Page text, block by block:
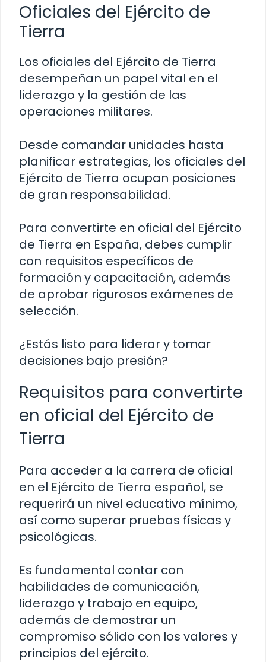
Oficiales del Ejército de
Tierra
Los oficiales del Ejército de Tierra
desempeñan un papel vital en el
liderazgo y la gestión de las
operaciones militares.
Desde comandar unidades hasta
planificar estrategias, los oficiales del
Ejército de Tierra ocupan posiciones
de gran responsabilidad.
Para convertirte en oficial del Ejército
de Tierra en España, debes cumplir
con requisitos específicos de
formación y capacitación, además
de aprobar rigurosos exámenes de
selección.
¿Estás listo para liderar y tomar
decisiones bajo presión?
Requisitos para convertirte
en oficial del Ejército de
Tierra
Para acceder a la carrera de oficial
en el Ejército de Tierra español, se
requerirá un nivel educativo mínimo,
así como superar pruebas físicas y
psicológicas.
Es fundamental contar con
habilidades de comunicación,
liderazgo y trabajo en equipo,
además de demostrar un
compromiso sólido con los valores y
principios del ejército.